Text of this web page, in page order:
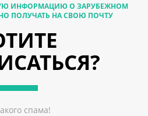
ИНФОРМАЦИЮ О ЗАРУБЕЖНОМ
ПОЛУЧАТЬ НА СВОЮ ПОЧТУ
спама!